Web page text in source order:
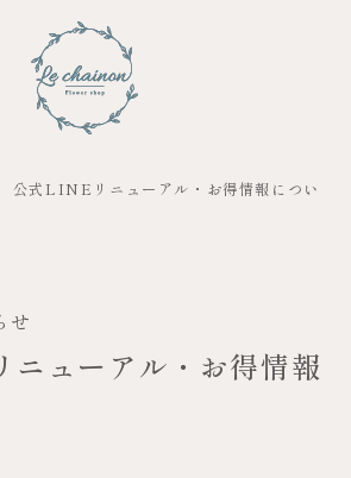
公式LINEリニューアル・お得情報につい
せ
ューアル・お得情報